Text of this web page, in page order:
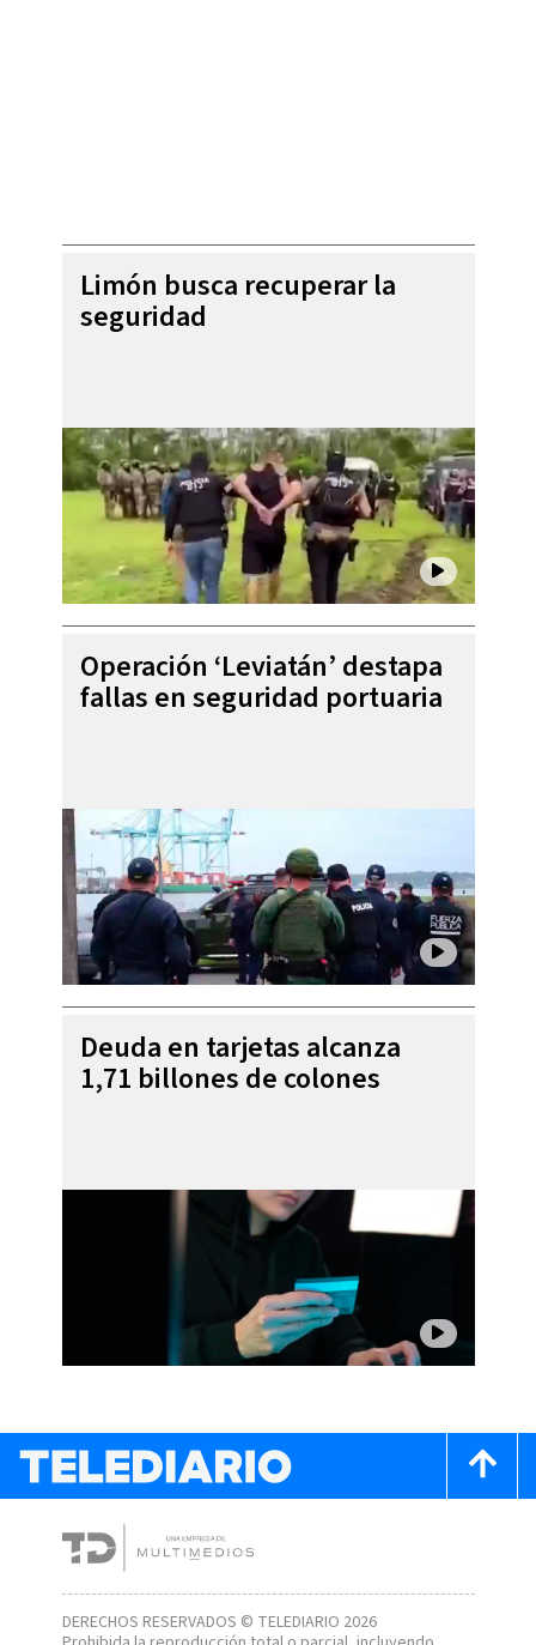
Limón busca recuperar la
seguridad
Operación ‘Leviatán’ destapa
fallas en seguridad portuaria
Deuda en tarjetas alcanza
1,71 billones de colones
DERECHOS RESERVADOS © TELEDIARIO 2026